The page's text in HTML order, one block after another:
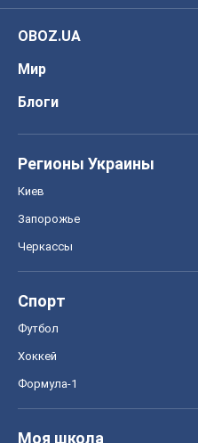
OBOZ.UA
Мир
Блоги
Регионы Украины
Киев
Запорожье
Черкассы
Спорт
Футбол
Хоккей
Формула-1
Моя школа